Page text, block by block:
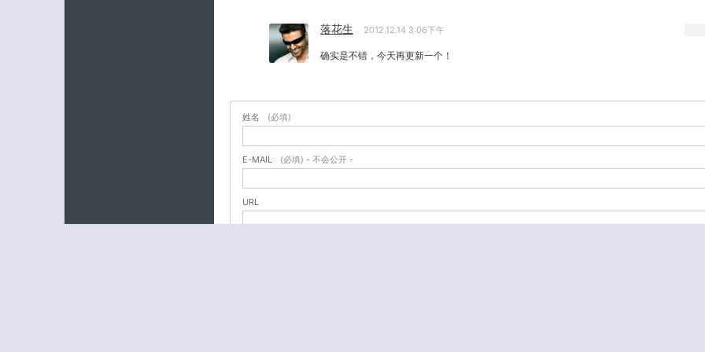
落花生 2012.12.14 3:06下午
确实是不错，今天再更新一个！
姓名 (必填)
E-MAIL (必填) - 不会公开 -
URL